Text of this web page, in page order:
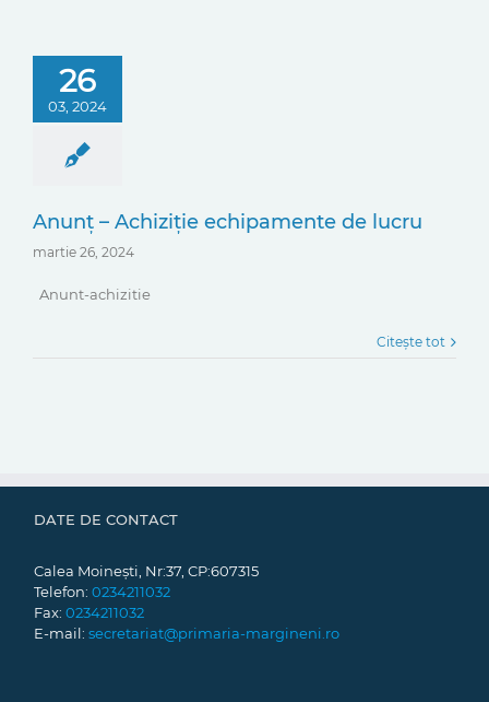
26
03, 2024
Anunț – Achiziție echipamente de lucru
martie 26, 2024
Anunt-achizitie
Citește tot
DATE DE CONTACT
Calea Moinești, Nr:37, CP:607315
Telefon: 0234211032
Fax: 0234211032
E-mail: secretariat@primaria-margineni.ro